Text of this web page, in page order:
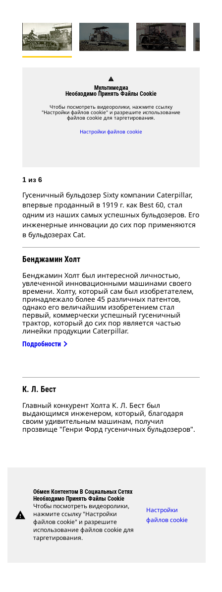
warning
Мультимедиа
Необходимо Принять Файлы Cookie
Чтобы посмотреть видеоролики, нажмите ссылку
"Настройки файлов cookie" и разрешите использование
файлов cookie для таргетирования.
Настройки файлов cookie
1 из 6
Гусеничный бульдозер Sixty компании Caterpillar,
впервые проданный в 1919 г. как Best 60, стал
одним из наших самых успешных бульдозеров. Его
инженерные инновации до сих пор применяются
в бульдозерах Cat.
Бенджамин Холт
Бенджамин Холт был интересной личностью,
увлеченной инновационными машинами своего
времени. Холту, который сам был изобретателем,
принадлежало более 45 различных патентов,
однако его величайшим изобретением стал
первый, коммерчески успешный гусеничный
трактор, который до сих пор является частью
линейки продукции Caterpillar.
Подробности
К. Л. Бест
Главный конкурент Холта К. Л. Бест был
выдающимся инженером, который, благодаря
своим удивительным машинам, получил
прозвище "Генри Форд гусеничных бульдозеров".
warning
Обмен Контентом В Социальных Сетях
Необходимо Принять Файлы Cookie
Чтобы посмотреть видеоролики,
нажмите ссылку "Настройки
файлов cookie" и разрешите
использование файлов cookie для
таргетирования.
Настройки
файлов cookie